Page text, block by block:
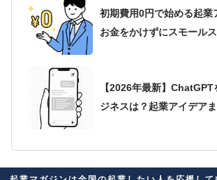
初期費用0円で始める起業
お金をかけずにスモール
【2026年最新】
ジネスは？起業アイデア